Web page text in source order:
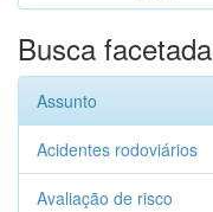
Busca facetada
Assunto
Acidentes rodoviários
Avaliação de risco